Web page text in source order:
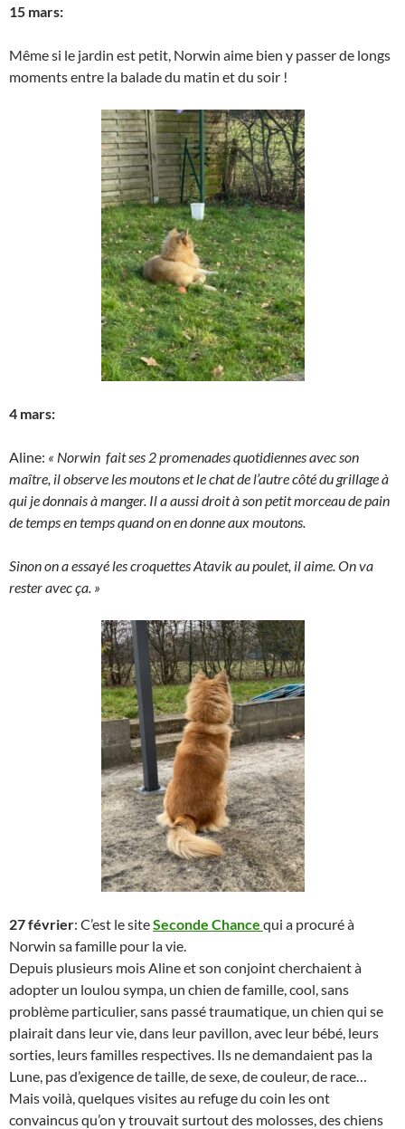
15 mars:
Même si le jardin est petit, Norwin aime bien y passer de longs
moments entre la balade du matin et du soir !
4 mars:
Aline: « Norwin fait ses 2 promenades quotidiennes avec son
maître, il observe les moutons et le chat de l’autre côté du grillage à
qui je donnais à manger. Il a aussi droit à son petit morceau de pain
de temps en temps quand on en donne aux moutons.
Sinon on a essayé les croquettes Atavik au poulet, il aime. On va
rester avec ça. »
27 février: C’est le siteSeconde Chance qui a procuré à
Norwin sa famille pour la vie.
Depuis plusieurs mois Aline et son conjoint cherchaient à
adopter un loulou sympa, un chien de famille, cool, sans
problème particulier, sans passé traumatique, un chien qui se
plairait dans leur vie, dans leur pavillon, avec leur bébé, leurs
sorties, leurs familles respectives. Ils ne demandaient pas la
Lune, pas d’exigence de taille, de sexe, de couleur, de race…
Mais voilà, quelques visites au refuge du coin les ont
convaincus qu’on y trouvait surtout des molosses, des chiens